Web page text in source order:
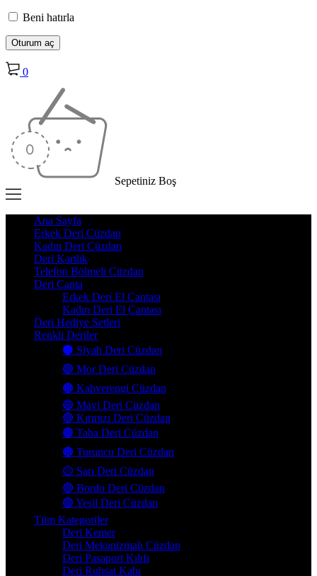
Beni hatırla
0
Sepetiniz Boş
Ana Sayfa
Erkek Deri Cüzdan
Kadın Deri Cüzdan
Deri Kartlık
Telefon Bölmeli Cüzdan
Deri Çanta
Erkek Deri El Çantası
Kadın Deri El Çantası
Deri Hediye Setleri
Renkli Deriler
⚫ Siyah Deri Cüzdan
🟣 Mor Deri Cüzdan
🟤 Kahverengi Cüzdan
🔵 Mavi Deri Cüzdan
🔴 Kırmızı Deri Cüzdan
🟤 Taba Deri Cüzdan
🟠 Turuncu Deri Cüzdan
🟡 Sarı Deri Cüzdan
🔴 Bordo Deri Cüzdan
🟢 Yeşil Deri Cüzdan
Tüm Kategoriler
Deri Kemer
Deri Mekanizmalı Cüzdan
Deri Pasaport Kılıfı
Deri Ruhsat Kabı